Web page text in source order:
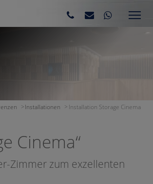
Installationen Installation Storage Cinema
Cinema“
Zimmer zum exzellenten